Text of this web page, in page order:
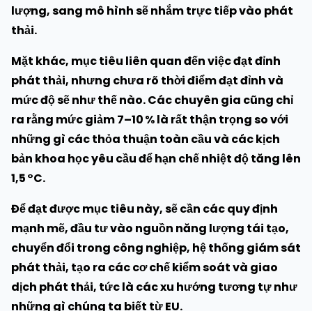
lượng, sang mô hình sẽ nhắm trực tiếp vào phát
thải.
Mặt khác, mục tiêu liên quan đến việc đạt đỉnh
phát thải, nhưng chưa rõ thời điểm đạt đỉnh và
mức độ sẽ như thế nào. Các chuyên gia cũng chỉ
ra rằng mức giảm 7–10 % là rất thận trọng so với
những gì các thỏa thuận toàn cầu và các kịch
bản khoa học yêu cầu để hạn chế nhiệt độ tăng lên
1,5 °C.
Để đạt được mục tiêu này, sẽ cần các quy định
mạnh mẽ, đầu tư vào nguồn năng lượng tái tạo,
chuyển đổi trong công nghiệp, hệ thống giám sát
phát thải, tạo ra các cơ chế kiểm soát và giao
dịch phát thải, tức là các xu hướng tương tự như
những gì chúng ta biết từ EU.